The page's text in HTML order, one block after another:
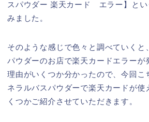
スパウダー 楽天カード エラー】とい
みました。
そのような感じで色々と調べていくと
パウダーのお店で楽天カードエラーが
理由がいくつか分かったので、今回こ
ネラルバスパウダーで楽天カードが使
くつかご紹介させていただきます。